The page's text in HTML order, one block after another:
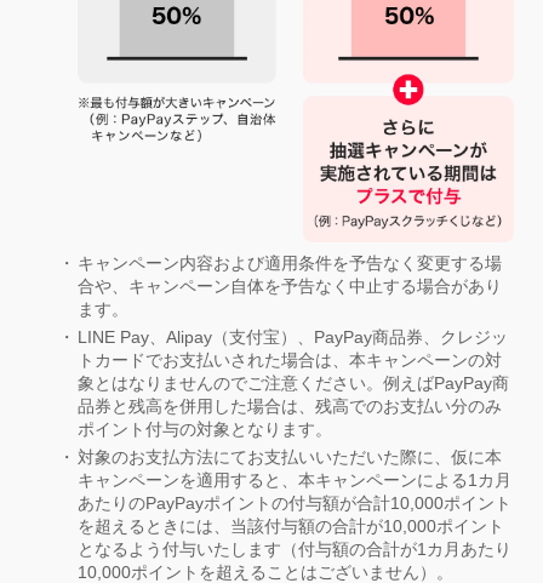
キャンペーン内容および適用条件を予告なく変更する場
合や、キャンペーン自体を予告なく中止する場合があり
ます。
LINE Pay、Alipay（支付宝）、PayPay商品券、クレジッ
トカードでお支払いされた場合は、本キャンペーンの対
象とはなりませんのでご注意ください。例えばPayPay商
品券と残高を併用した場合は、残高でのお支払い分のみ
ポイント付与の対象となります。
対象のお支払方法にてお支払いいただいた際に、仮に本
キャンペーンを適用すると、本キャンペーンによる1カ月
あたりのPayPayポイントの付与額が合計10,000ポイント
を超えるときには、当該付与額の合計が10,000ポイント
となるよう付与いたします（付与額の合計が1カ月あたり
10,000ポイントを超えることはございません）。